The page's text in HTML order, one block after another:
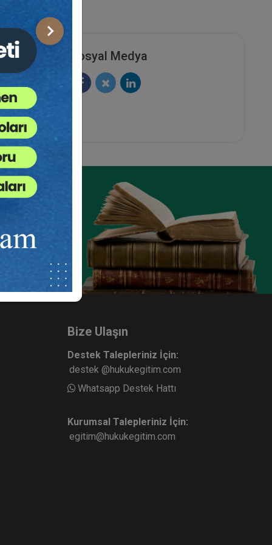
Sonraki
Sosyal Medya
Bize Ulaşın
Destek Talepleriniz İçin:
destek @hukukegitim.com
Whatsapp Destek Hattı
Kurumsal Talepleriniz İçin:
egitim@hukukegitim.com